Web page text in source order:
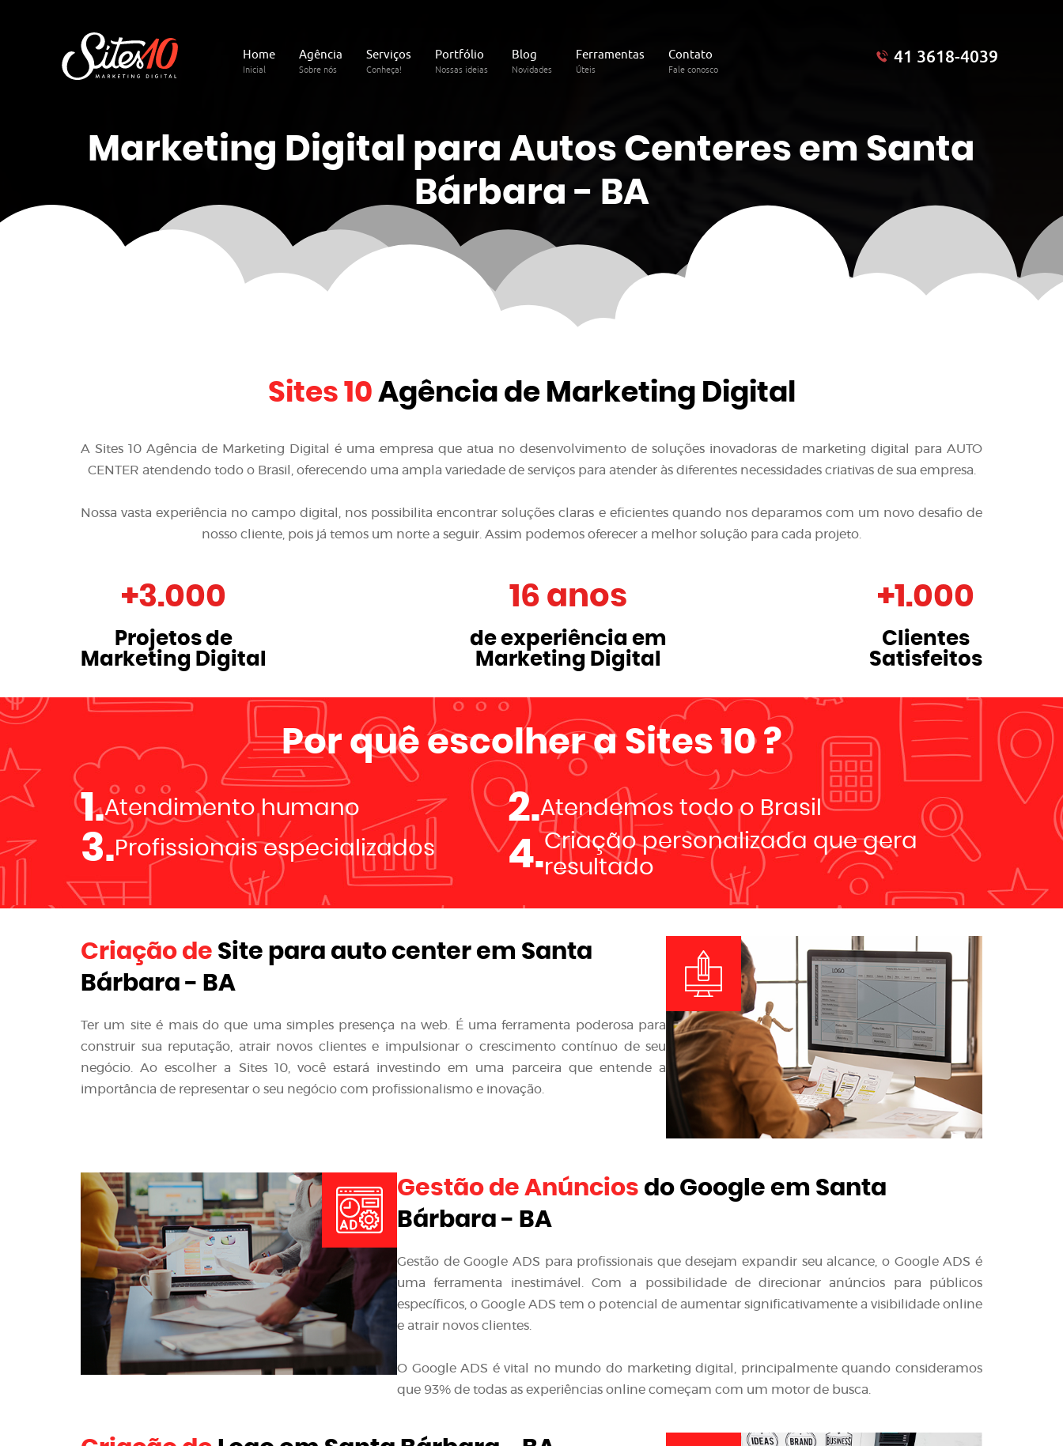
Home
Inicial
Agência
Sobre nós
Serviços
Conheça!
Portfólio
Nossas ideias
Blog
Novidades
Ferramentas
Úteis
Contato
Fale conosco
41 3618-4039
Marketing Digital para Autos Centeres em Santa
Bárbara - BA
Sites 10 Agência de Marketing Digital
A Sites 10 Agência de Marketing Digital é uma empresa que atua no desenvolvimento de soluções inovadoras de marketing digital para AUTO
CENTER atendendo todo o Brasil, oferecendo uma ampla variedade de serviços para atender às diferentes necessidades criativas de sua empresa.
Nossa vasta experiência no campo digital, nos possibilita encontrar soluções claras e eficientes quando nos deparamos com um novo desafio de
nosso cliente, pois já temos um norte a seguir. Assim podemos oferecer a melhor solução para cada projeto.
+3.000
Projetos de
Marketing Digital
16 anos
de experiência em
Marketing Digital
+1.000
Clientes
Satisfeitos
Por quê escolher a Sites 10 ?
1.Atendimento humano 2.Atendemos todo o Brasil
3.Profissionais especializados 4.Criação personalizada que gera
resultado
Criação de Site para auto center em Santa
Bárbara - BA
Ter um site é mais do que uma simples presença na web. É uma ferramenta poderosa para
construir sua reputação, atrair novos clientes e impulsionar o crescimento contínuo de seu
negócio. Ao escolher a Sites 10, você estará investindo em uma parceira que entende a
importância de representar o seu negócio com profissionalismo e inovação.
Gestão de Anúncios do Google em Santa
Bárbara - BA
Gestão de Google ADS para profissionais que desejam expandir seu alcance, o Google ADS é
uma ferramenta inestimável. Com a possibilidade de direcionar anúncios para públicos
específicos, o Google ADS tem o potencial de aumentar significativamente a visibilidade online
e atrair novos clientes.
O Google ADS é vital no mundo do marketing digital, principalmente quando consideramos
que 93% de todas as experiências online começam com um motor de busca.